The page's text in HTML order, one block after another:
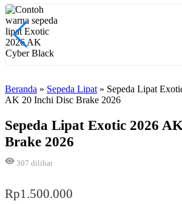
Beranda » Sepeda Lipat » Sepeda Lipat
AK 20 Inchi Disc Brake 2026
Sepeda Lipat Exotic 2026
Brake 2026
307 dilihat
Rp1.500.000